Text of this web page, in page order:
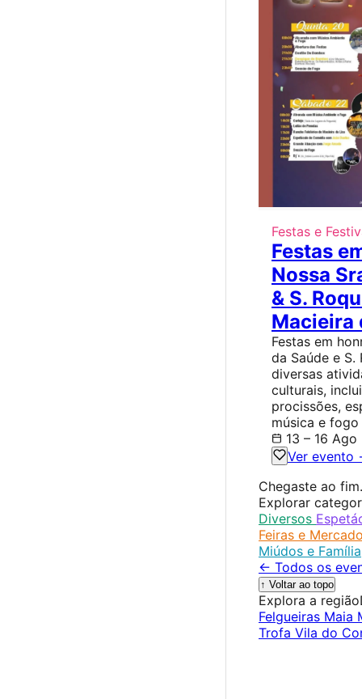
Festas e
Festas
Nossa
& S.
Macieira
Festas em
da Saúde e S.
diversas
culturais,
procissões,
música e
13 – 16 Ago
Ver evento
Chegaste ao fim.
Explorar
Diversos
Feiras e
Miúdos e Família
← Todos os
↑ Voltar ao topo
Explora a região
Felgueiras Maia
Trofa Vila do